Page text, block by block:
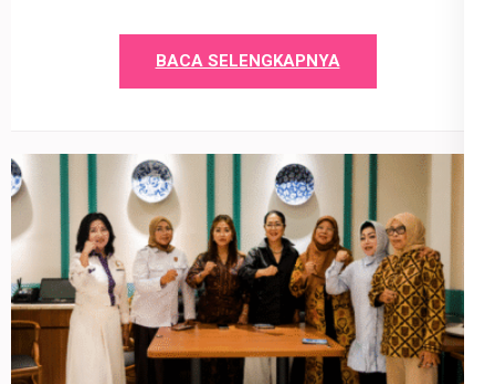
BACA SELENGKAPNYA